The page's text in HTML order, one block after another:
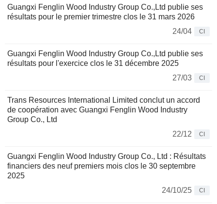
Guangxi Fenglin Wood Industry Group Co.,Ltd publie ses
résultats pour le premier trimestre clos le 31 mars 2026
24/04
CI
Guangxi Fenglin Wood Industry Group Co.,Ltd publie ses
résultats pour l'exercice clos le 31 décembre 2025
27/03
CI
Trans Resources International Limited conclut un accord
de coopération avec Guangxi Fenglin Wood Industry
Group Co., Ltd
22/12
CI
Guangxi Fenglin Wood Industry Group Co., Ltd : Résultats
financiers des neuf premiers mois clos le 30 septembre
2025
24/10/25
CI